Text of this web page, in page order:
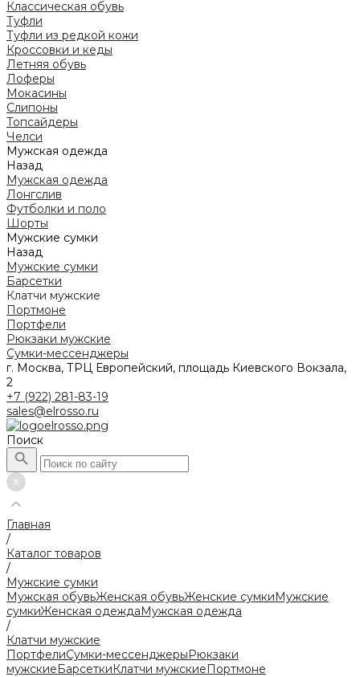
Классическая обувь
Туфли
Туфли из редкой кожи
Кроссовки и кеды
Летняя обувь
Лоферы
Мокасины
Слипоны
Топсайдеры
Челси
Мужская одежда
Назад
Мужская одежда
Лонгслив
Футболки и поло
Шорты
Мужские сумки
Назад
Мужские сумки
Барсетки
Клатчи мужские
Портмоне
Портфели
Рюкзаки мужские
Сумки-мессенджеры
г. Москва, ТРЦ Европейский, площадь Киевского Вокзала,
2
+7 (922) 281-83-19
sales@elrosso.ru
Поиск
Главная
/
Каталог товаров
/
Мужские сумки
Мужская обувьЖенская обувьЖенские сумкиМужские
сумкиЖенская одеждаМужская одежда
/
Клатчи мужские
ПортфелиСумки-мессенджерыРюкзаки
мужскиеБарсеткиКлатчи мужскиеПортмоне